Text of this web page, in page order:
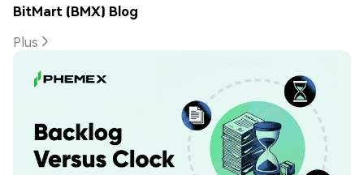
BitMart (BMX) Blog
Plus